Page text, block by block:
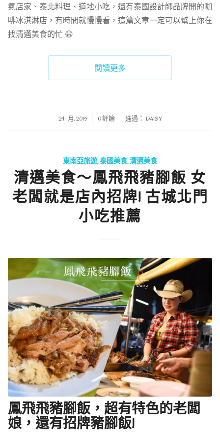
氣店家、泰北料理、道地小吃，還有泰國設計師品牌開的咖
啡冰淇淋店，有時間就慢慢看，這篇文章一定可以幫上你在
找清邁美食的忙 😀
閱讀更多
24 1 月, 2019
/ 0 評論 通過： DAISY
東南亞旅遊,泰國美食,清邁美食
清邁美食～鳳飛飛豬腳飯 女
老闆就是店內招牌! 古城北門
小吃推薦
鳳飛飛豬腳飯，超有特色的老闆
娘，還有招牌豬腳飯!